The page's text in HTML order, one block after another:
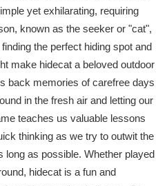
yet exhilarating, requiring
known as the seeker or "cat",
the perfect hiding spot and
make hidecat a beloved outdoor
back memories of carefree days
in the fresh air and letting our
teaches us valuable lessons
thinking as we try to outwit the
long as possible. Whether played
hidecat is a fun and